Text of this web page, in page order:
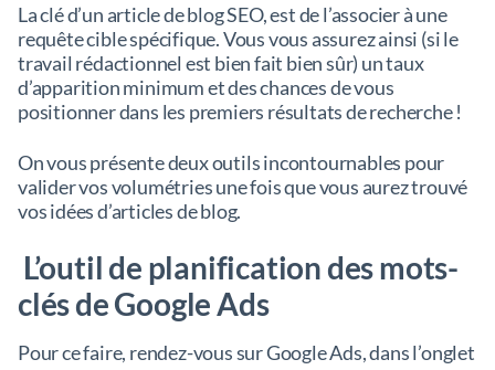
La clé d’un article de blog SEO, est de l’associer à une
requête cible spécifique. Vous vous assurez ainsi (si le
travail rédactionnel est bien fait bien sûr) un taux
d’apparition minimum et des chances de vous
positionner dans les premiers résultats de recherche !
On vous présente deux outils incontournables pour
valider vos volumétries une fois que vous aurez trouvé
vos idées d’articles de blog.
L’outil de planification des mots-
clés de Google Ads
Pour ce faire, rendez-vous sur Google Ads, dans l’onglet